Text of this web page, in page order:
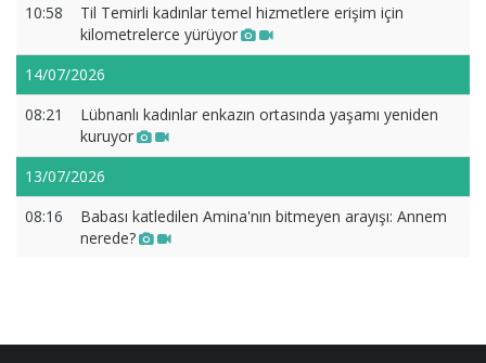
10:58
Til Temirli kadınlar temel hizmetlere erişim için
kilometrelerce yürüyor
14/07/2026
08:21
Lübnanlı kadınlar enkazın ortasında yaşamı yeniden
kuruyor
13/07/2026
08:16
Babası katledilen Amina'nın bitmeyen arayışı: Annem
nerede?